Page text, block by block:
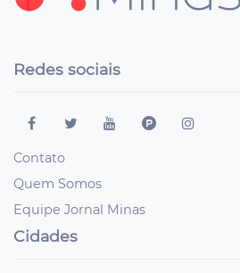
Redes sociais
Contato
Quem Somos
Equipe Jornal Minas
Cidades